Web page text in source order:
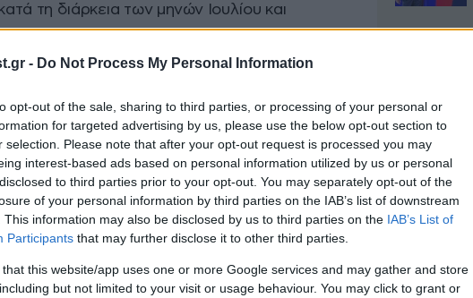
- Do Not Process My Personal Information
opt-out of the sale, sharing to third parties, or processing of your personal or
for targeted advertising by us, please use the below opt-out section to
selection. Please note that after your opt-out request is processed you may
interest-based ads based on personal information utilized by us or personal
to third parties prior to your opt-out. You may separately opt-out of the
of your personal information by third parties on the IAB’s list of downstream
This information may also be disclosed by us to third parties on the IAB’s List of
Participants that may further disclose it to other third parties.
that this website/app uses one or more Google services and may gather and store
but not limited to your visit or usage behaviour. You may click to grant or
τη διάρκεια των μηνών Ιουλίου και
που έχουν σοβαρά προβλήματα υγείας, ο
τη σύμβαση προμήθειας μόνο στην
είναι υπερήμερος ως προς την
κατανάλωσης, και εφ’ όσον
με την οποία ενημερώνει τον πελάτη:
των οφειλών του, και β) για την πρόθεσή του
του προθεσμία είκοσι (20) επιπλέον
να παρέλθει άπρακτη.